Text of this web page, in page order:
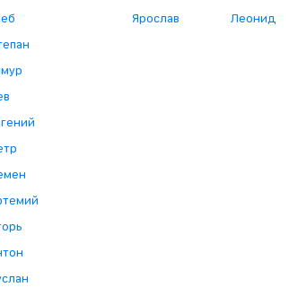
Ярослав
Леонид